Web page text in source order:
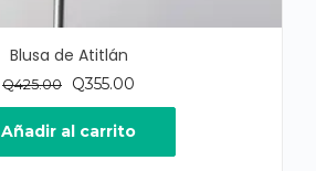
Blusa de Atitlán
Q425.00
El
precio
original
era:
Q355.00
precio
actual
es:
Añadir al carrito